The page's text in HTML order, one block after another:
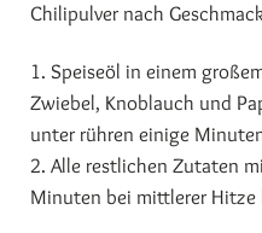
Chilipulver nach
1. Speiseöl in einem
Zwiebel, Knoblauch und
unter rühren einige
2. Alle restlichen Zutaten
Minuten bei mittlerer Hitze